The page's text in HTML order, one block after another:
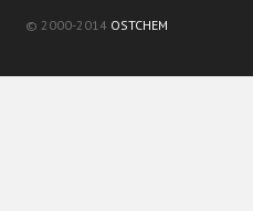
© 2000-2014 OSTCHEM